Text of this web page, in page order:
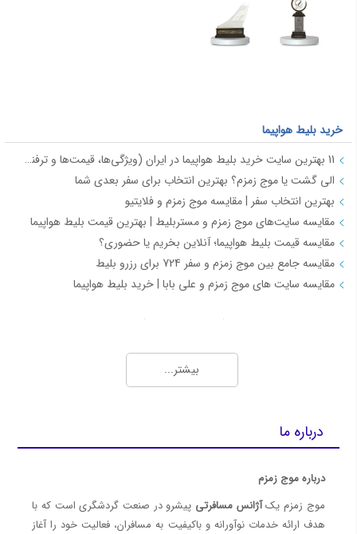
خرید بلیط هواپیما
11 بهترین سایت خرید بلیط هواپیما در ایران (ویژگی‌ها، قیمت‌ها و ترفندها)
الی گشت یا موج زمزم؟ بهترین انتخاب برای سفر بعدی شما
بهترین انتخاب سفر | مقایسه موج زمزم و فلایتیو
مقایسه سایت‌های موج زمزم و مستربلیط | بهترین قیمت بلیط هواپیما
مقایسه قیمت بلیط هواپیما؛ آنلاین بخریم یا حضوری؟
مقایسه جامع بین موج زمزم و سفر 724 برای رزرو بلیط
مقایسه سایت های موج زمزم و علی بابا | خرید بلیط هواپیما
رزرو گروهی بلیط هواپیما با تخفیف ویژه | موج زمزم
رزرو بلیط هواپیما چارتر
معرفی ایرلاین‌ها (Airlines)
بیشتر...
درباره ما
درباره موج زمزم
موج زمزم یکآژانس مسافرتی پیشرو در صنعت گردشگری است که با
هدف ارائه خدمات نوآورانه و باکیفیت به مسافران، فعالیت خود را آغاز